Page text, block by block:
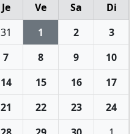
Je Ve Sa
Di
31 1 2
3
7 8 9
10
14 15 16
17
21 22 23
24